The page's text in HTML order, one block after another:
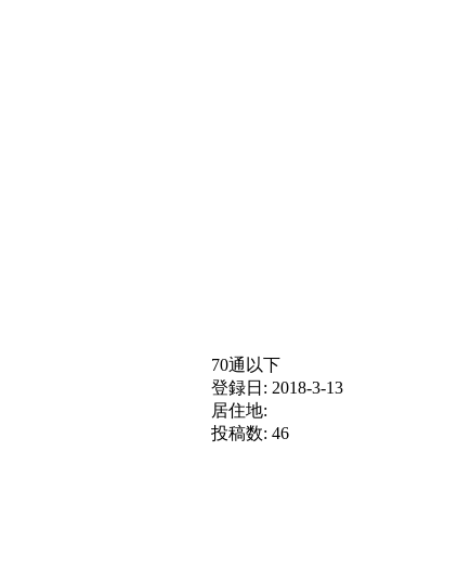
70通以下
登録日: 2018-3-13
居住地:
投稿数: 46